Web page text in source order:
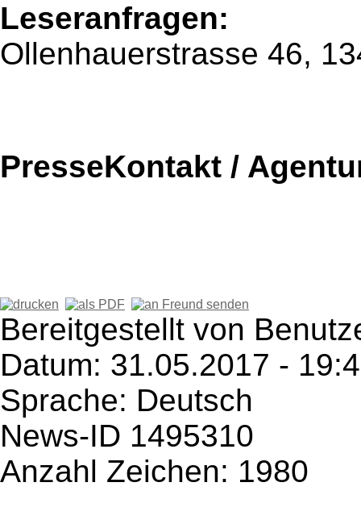
Leseranfragen:
Ollenhauerstrasse 46,
PresseKontakt /
Bereitgestellt von
Datum: 31.05.2017 -
Sprache: Deutsch
News-ID 1495310
Anzahl Zeichen: 1980